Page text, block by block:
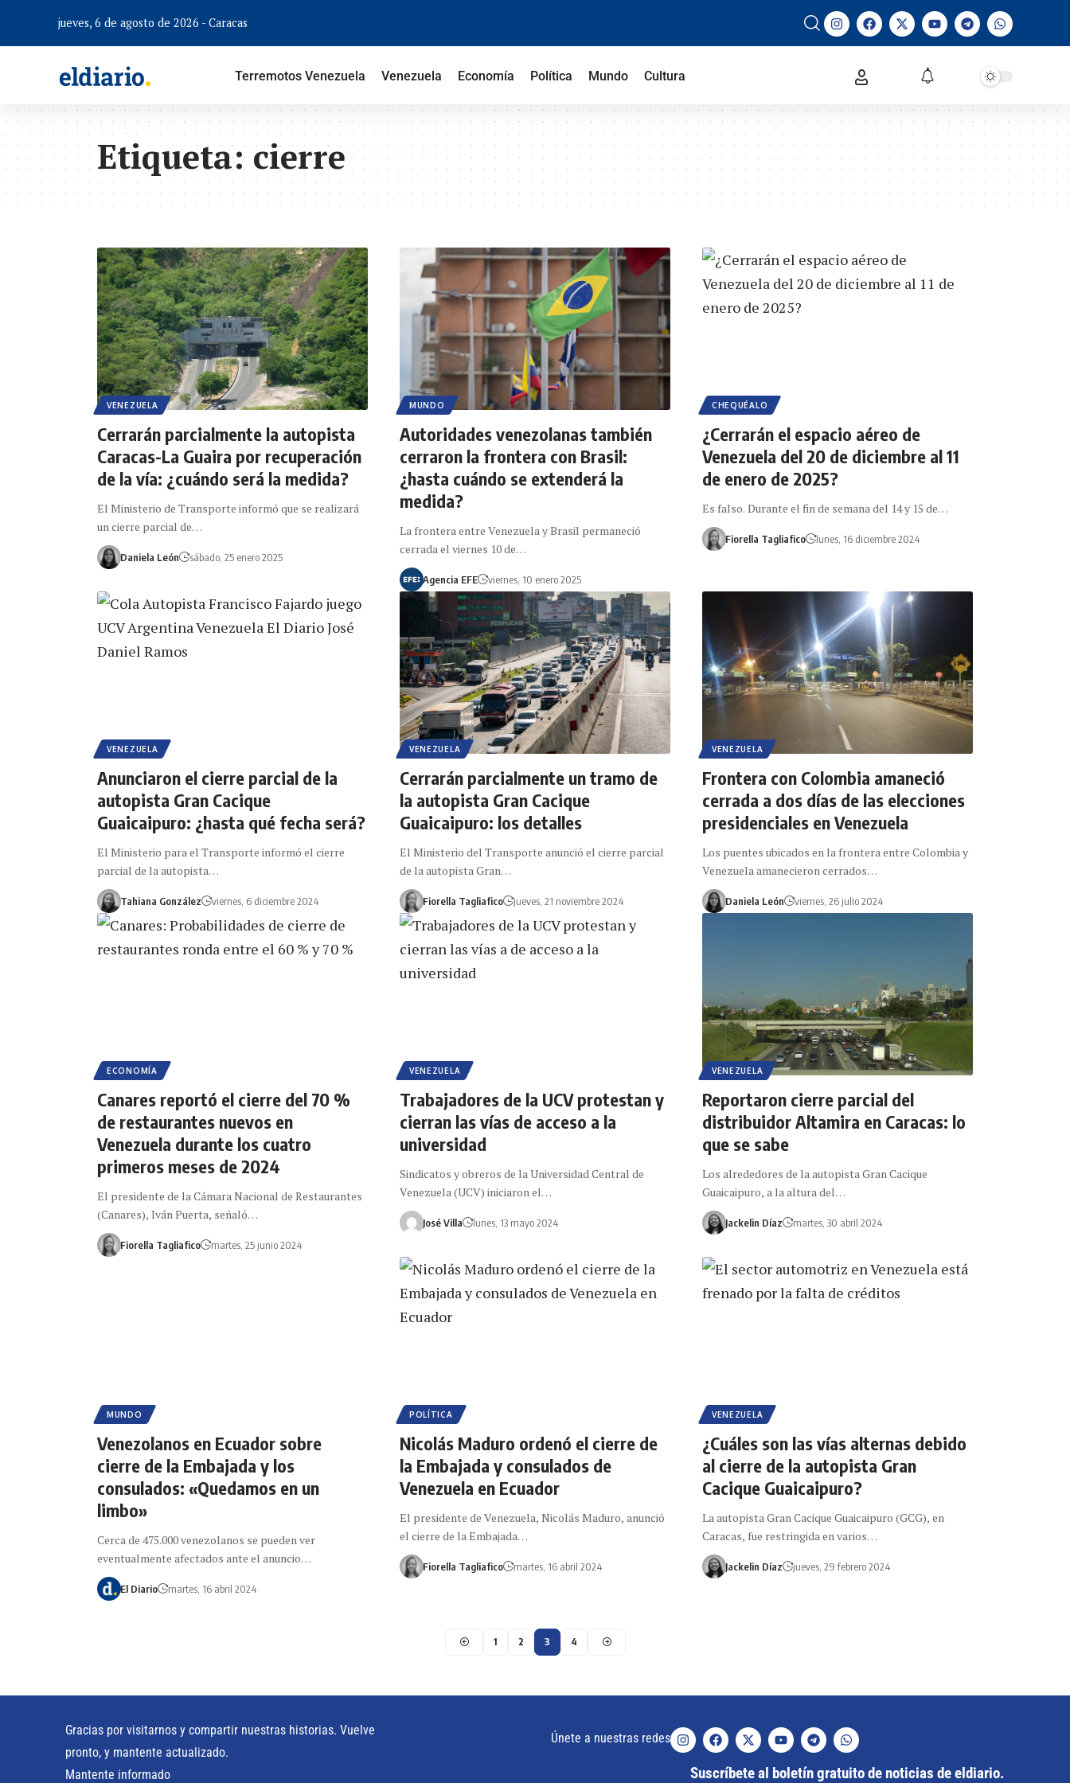
jueves, 6 de agosto de 2026 - Caracas
Terremotos Venezuela Venezuela Economía Política Mundo Cultura
Etiqueta:cierre
VENEZUELA
Cerrarán parcialmente la autopista
Caracas-La Guaira por recuperación
de la vía: ¿cuándo será la medida?
El Ministerio de Transporte informó que se realizará
un cierre parcial de…
Daniela León sábado, 25 enero 2025
MUNDO
Autoridades venezolanas también
cerraron la frontera con Brasil:
¿hasta cuándo se extenderá la
medida?
La frontera entre Venezuela y Brasil permaneció
cerrada el viernes 10 de…
Agencia EFE viernes, 10 enero 2025
CHEQUÉALO
¿Cerrarán el espacio aéreo de
Venezuela del 20 de diciembre al 11
de enero de 2025?
Es falso. Durante el fin de semana del 14 y 15 de…
Fiorella Tagliafico lunes, 16 diciembre 2024
VENEZUELA
Anunciaron el cierre parcial de la
autopista Gran Cacique
Guaicaipuro: ¿hasta qué fecha será?
El Ministerio para el Transporte informó el cierre
parcial de la autopista…
Tahiana González viernes, 6 diciembre 2024
VENEZUELA
Cerrarán parcialmente un tramo de
la autopista Gran Cacique
Guaicaipuro: los detalles
El Ministerio del Transporte anunció el cierre parcial
de la autopista Gran…
Fiorella Tagliafico jueves, 21 noviembre 2024
VENEZUELA
Frontera con Colombia amaneció
cerrada a dos días de las elecciones
presidenciales en Venezuela
Los puentes ubicados en la frontera entre Colombia y
Venezuela amanecieron cerrados…
Daniela León viernes, 26 julio 2024
ECONOMÍA
Canares reportó el cierre del 70 %
de restaurantes nuevos en
Venezuela durante los cuatro
primeros meses de 2024
El presidente de la Cámara Nacional de Restaurantes
(Canares), Iván Puerta, señaló…
Fiorella Tagliafico martes, 25 junio 2024
VENEZUELA
Trabajadores de la UCV protestan y
cierran las vías de acceso a la
universidad
Sindicatos y obreros de la Universidad Central de
Venezuela (UCV) iniciaron el…
José Villa lunes, 13 mayo 2024
VENEZUELA
Reportaron cierre parcial del
distribuidor Altamira en Caracas: lo
que se sabe
Los alrededores de la autopista Gran Cacique
Guaicaipuro, a la altura del…
Jackelin Díaz martes, 30 abril 2024
MUNDO
Venezolanos en Ecuador sobre
cierre de la Embajada y los
consulados: «Quedamos en un
limbo»
Cerca de 475.000 venezolanos se pueden ver
eventualmente afectados ante el anuncio…
El Diario martes, 16 abril 2024
POLÍTICA
Nicolás Maduro ordenó el cierre de
la Embajada y consulados de
Venezuela en Ecuador
El presidente de Venezuela, Nicolás Maduro, anunció
el cierre de la Embajada…
Fiorella Tagliafico martes, 16 abril 2024
VENEZUELA
¿Cuáles son las vías alternas debido
al cierre de la autopista Gran
Cacique Guaicaipuro?
La autopista Gran Cacique Guaicaipuro (GCG), en
Caracas, fue restringida en varios…
Jackelin Díaz jueves, 29 febrero 2024
1 2 3 4
Gracias por visitarnos y compartir nuestras historias. Vuelve
pronto, y mantente actualizado.
Mantente informado
Únete a nuestras redes
Suscríbete al boletín gratuito de noticias de eldiario.